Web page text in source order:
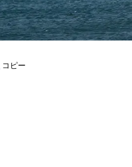
コピー